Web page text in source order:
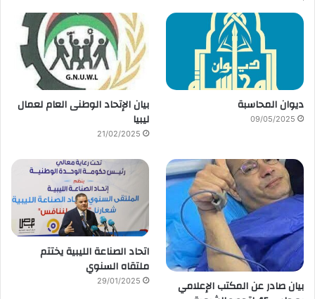
ديوان المحاسبة
09/05/2025
بيان الإتحاد الوطنى العام لعمال
ليبيا
21/02/2025
بيان صادر عن المكتب الإعلامي
اتحاد الصناعة الليبية يختتم
ملتقاه السنوي
29/01/2025